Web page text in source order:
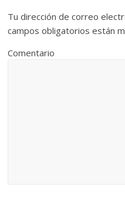
Tu dirección de correo
campos obligatorios están
Comentario